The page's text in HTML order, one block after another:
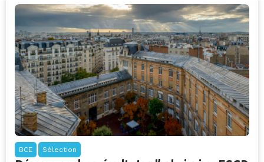
BCE Sélection